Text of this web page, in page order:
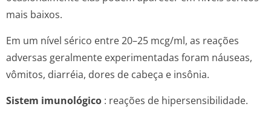
mais baixos.
Em um nível sérico entre 20–25 mcg/ml, as reações
adversas geralmente experimentadas foram náuseas,
vômitos, diarréia, dores de cabeça e insônia.
Sistem imunológico : reações de hipersensibilidade.